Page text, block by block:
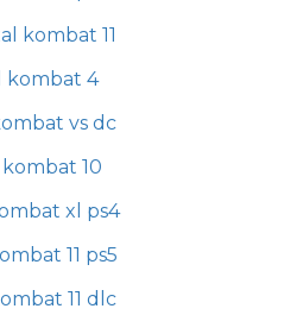
kombat 11
kombat 4
vs dc
10
xl ps4
11 ps5
11 dlc